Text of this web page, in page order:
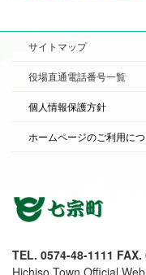
サイトマップ
役場直通電話番号一覧
個人情報保護方針
ホームページのご利用に
TEL. 0574-48-1111